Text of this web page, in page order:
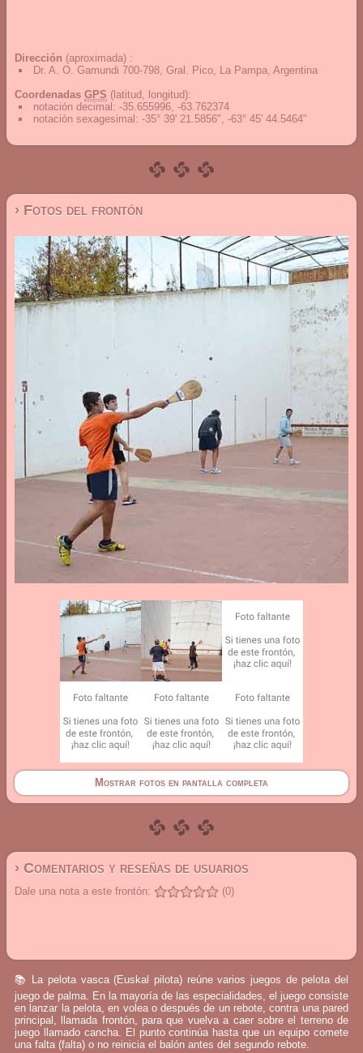
Dirección (aproximada) :
Dr. A. O. Gamundi 700-798, Gral. Pico, La Pampa, Argentina
Coordenadas GPS (latitud, longitud):
notación decimal : -35.655996, -63.762374
notación sexagesimal : -35° 39' 21.5856", -63° 45' 44.5464"
› Fotos del frontón
Mostrar fotos en pantalla completa
› Comentarios y reseñas de usuarios
Dale una nota a este frontón: (0)
📚 La pelota vasca (Euskal pilota) reúne varios juegos de pelota del
juego de palma. En la mayoría de las especialidades, el juego consiste
en lanzar la pelota, en volea o después de un rebote, contra una pared
principal, llamada frontón, para que vuelva a caer sobre el terreno de
juego llamado cancha. El punto continúa hasta que un equipo comete
una falta (falta) o no reinicia el balón antes del segundo rebote.